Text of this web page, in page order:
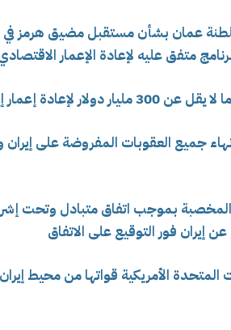
عمان بشأن مستقبل مضيق هرمز
متفق عليه لإعادة الإعمار الاقتصادي
لإعادة إعمار إيران.
جميع العقوبات المفروضة على
بموجب اتفاق متبادل وتحت
إيران فور التوقيع على الاتفاق